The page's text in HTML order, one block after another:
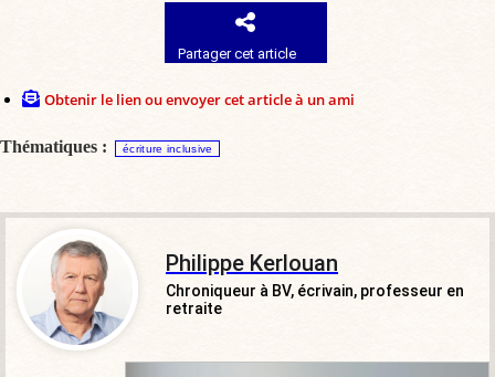
Partager cet article
Obtenir le lien ou envoyer cet article à un ami
Thématiques : écriture inclusive
Philippe Kerlouan
Chroniqueur à BV, écrivain, professeur en
retraite